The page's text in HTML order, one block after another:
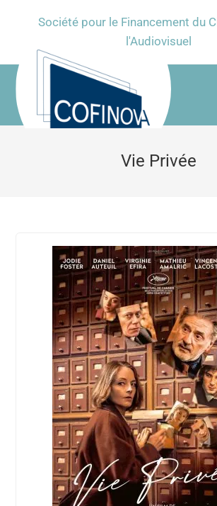
Société pour le Financement du
l'Audiovisuel
Vie Privée